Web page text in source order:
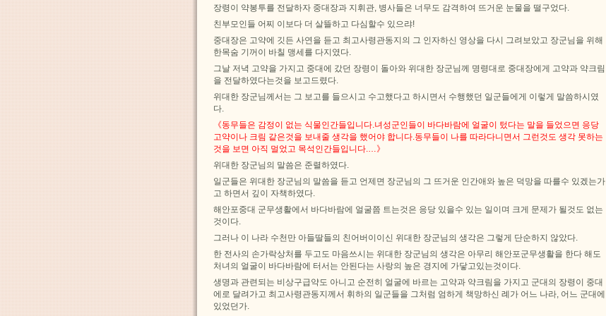
장령이 약봉투를 전달하자 중대장과 지휘관, 병사들은 너무도 감격하여 뜨거운 눈물을 떨구었다.
친부모인들 어찌 이보다 더 살뜰하고 다심할수 있으랴!
중대장은 고약에 깃든 사연을 듣고 최고사령관동지의 그 인자하신 영상을 다시 그려보았고 장군님을 위해
한목숨 기꺼이 바칠 맹세를 다지였다.
그날 저녁 고약을 가지고 중대에 갔던 장령이 돌아와 위대한 장군님께 명령대로 중대장에게 고약과 약크림
을 전달하였다는것을 보고드렸다.
위대한 장군님께서는 그 보고를 들으시고 수고했다고 하시면서 수행했던 일군들에게 이렇게 말씀하시였
다.
《동무들은 감정이 없는 식물인간들입니다.녀성군인들이 바다바람에 얼굴이 텄다는 말을 들었으면 응당
고약이나 크림 같은것을 보내줄 생각을 했어야 합니다.동무들이 나를 따라다니면서 그런것도 생각 못하는
것을 보면 아직 멀었고 목석인간들입니다.…》
위대한 장군님의 말씀은 준렬하였다.
일군들은 위대한 장군님의 말씀을 듣고 언제면 장군님의 그 뜨거운 인간애와 높은 덕망을 따를수 있겠는가
고 하면서 깊이 자책하였다.
해안포중대 군무생활에서 바다바람에 얼굴쯤 트는것은 응당 있을수 있는 일이며 크게 문제가 될것도 없는
것이다.
그러나 이 나라 수천만 아들딸들의 친어버이이신 위대한 장군님의 생각은 그렇게 단순하지 않았다.
한 전사의 손가락상처를 두고도 마음쓰시는 위대한 장군님의 생각은 아무리 해안포군무생활을 한다 해도
처녀의 얼굴이 바다바람에 터서는 안된다는 사랑의 높은 경지에 가닿고있는것이다.
생명과 관련되는 비상구급약도 아니고 순전히 얼굴에 바르는 고약과 약크림을 가지고 군대의 장령이 중대
에로 달려가고 최고사령관동지께서 휘하의 일군들을 그처럼 엄하게 책망하신 례가 어느 나라, 어느 군대에
있었던가.